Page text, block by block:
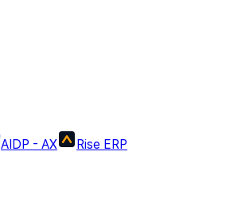
AIDP - AX Rise ERP